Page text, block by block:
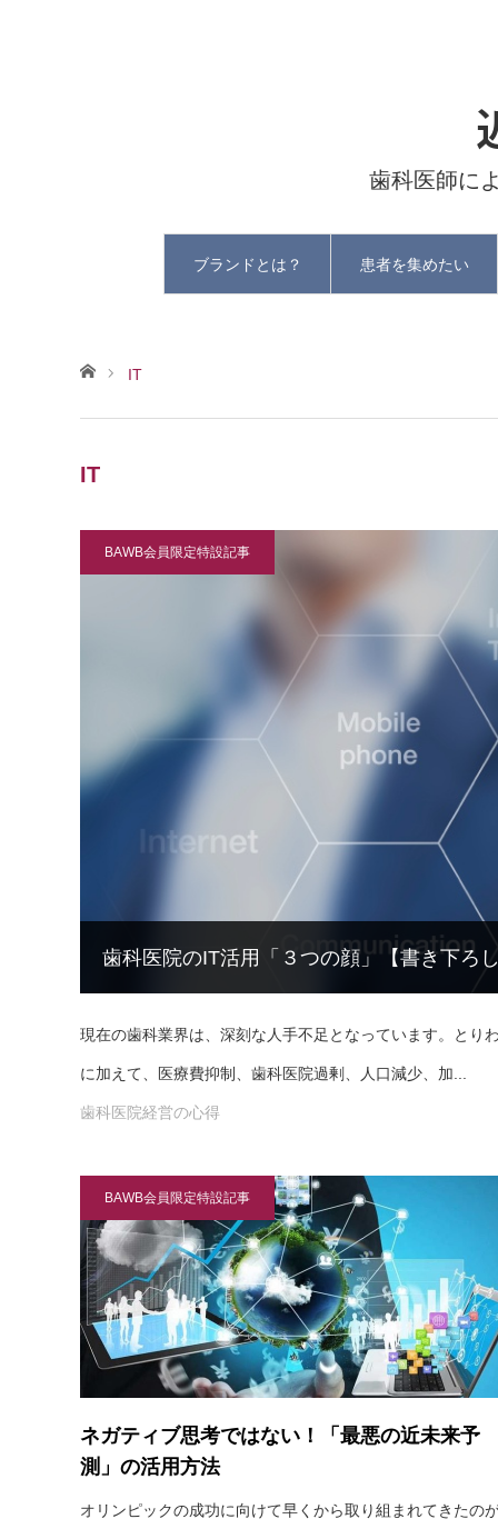
歯科医師に
ブランドとは？ 患者を集めたい
ホーム
IT
IT
BAWB会員限定特設記事
歯科医院のIT活用「３つの顔」【書き下ろ
現在の歯科業界は、深刻な人手不足となっています。とり
に加えて、医療費抑制、歯科医院過剰、人口減少、加...
歯科医院経営の心得
BAWB会員限定特設記事
ネガティブ思考ではない！「最悪の近未来予
測」の活用方法
オリンピックの成功に向けて早くから取り組まれてきたの